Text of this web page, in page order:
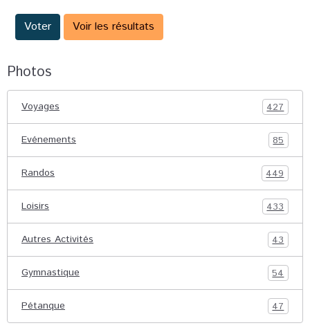
Voter Voir les résultats
Photos
Voyages 427
Evénements 85
Randos 449
Loisirs 433
Autres Activités 43
Gymnastique 54
Pétanque 47